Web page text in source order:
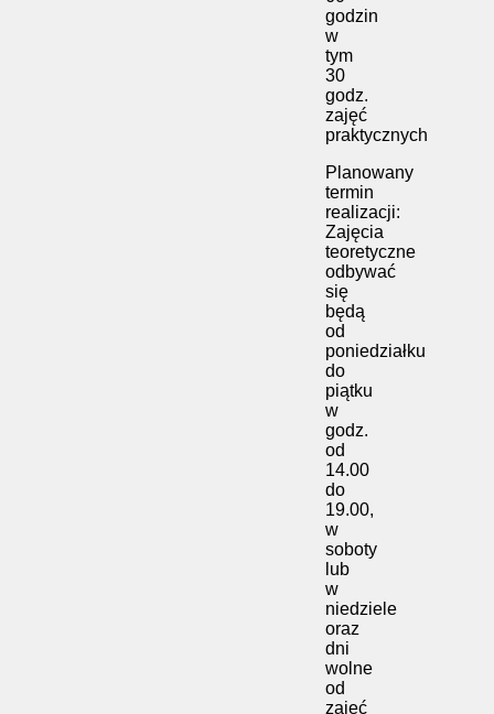
godzin
w
tym
30
godz.
zajęć
praktycznych
Planowany
termin
realizacji:
Zajęcia
teoretyczne
odbywać
się
będą
od
poniedziałku
do
piątku
w
godz.
od
14.00
do
19.00,
w
soboty
lub
w
niedziele
oraz
dni
wolne
od
zajęć